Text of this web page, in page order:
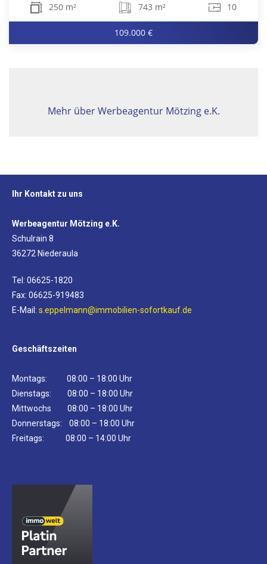
250 m² 743 m² 10
109.000 €
Mehr über Werbeagentur Mötzing e.K.
Ihr Kontakt zu uns
Werbeagentur Mötzing e.K.
Schulrain 8
36272 Niederaula
Tel: 06625-1820
Fax: 06625-919483
E-Mail: s.eppelmann@immobilien-sofortkauf.de
Geschäftszeiten
Montags: 08:00 – 18:00 Uhr
Dienstags: 08:00 – 18:00 Uhr
Mittwochs 08:00 – 18:00 Uhr
Donnerstags: 08:00 – 18:00 Uhr
Freitags: 08:00 – 14:00 Uhr